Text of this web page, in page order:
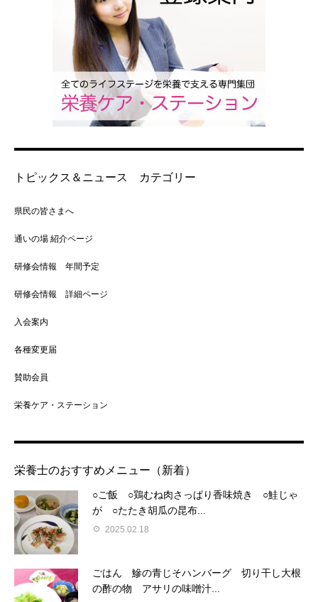
トピックス＆ニュース カテゴリー
県民の皆さまへ
通いの場 紹介ページ
研修会情報 年間予定
研修会情報 詳細ページ
入会案内
各種変更届
賛助会員
栄養ケア・ステーション
栄養士のおすすめメニュー（新着）
○ご飯 ○鶏むね肉さっぱり香味焼き ○鮭じゃ
が ○たたき胡瓜の昆布...
2025.02.18
ごはん 鰺の青じそハンバーグ 切り干し大根
の酢の物 アサリの味噌汁...